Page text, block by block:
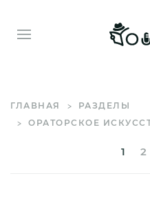
ГЛАВНАЯ
РАЗДЕЛЫ
ОРАТОРСКОЕ
1 2